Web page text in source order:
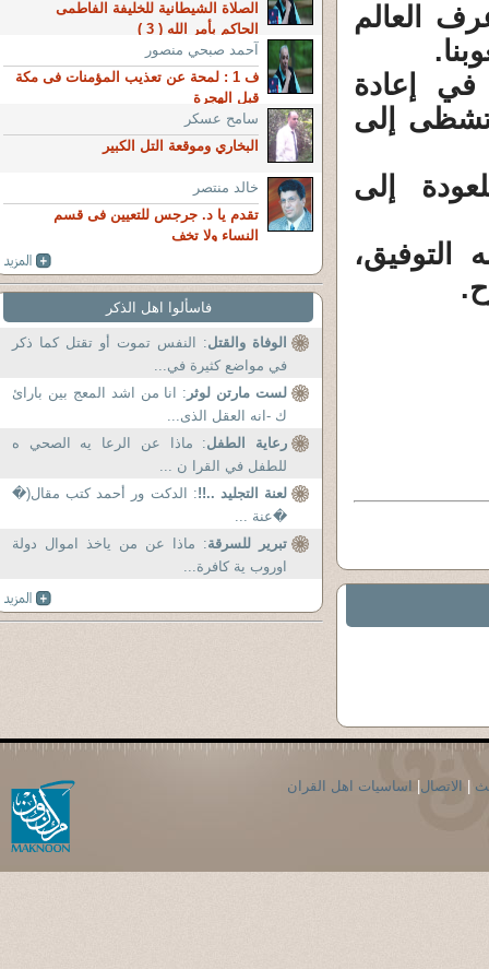
العالم
إعادة
تشظى إلى
إلى
الصلاة الشيطانية للخليفة الفاطمى
الحاكم بأمر الله ( 3 )
آحمد صبحي منصور
ف 1 : لمحة عن تعذيب المؤمنات فى مكة
قبل الهجرة
سامح عسكر
البخاري وموقعة التل الكبير
خالد منتصر
تقدم يا د. جرجس للتعيين فى قسم
النساء ولا تخف
فاسألوا اهل الذكر
الوفاة والقتل: النفس تموت أو تقتل كما ذكر
في مواضع كثيرة في...
لست مارتن لوثر : انا من اشد المعج بين بارائ
ك -انه العقل الذى...
رعاية الطفل: ماذا عن الرعا يه الصحي ه
للطفل في القرا ن ...
لعنة التجليد ..!!: الدكت ور أحمد كتب مقال(�
�عنة ...
تبرير للسرقة: ماذا عن من ياخذ اموال دولة
اوروب ية كافرة...
| الاتصال| اساسيات اهل القران